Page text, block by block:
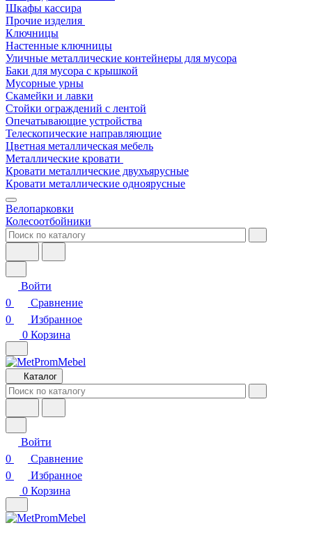
Шкафы кассира
Прочие изделия
Ключницы
Настенные ключницы
Уличные металлические контейнеры для мусора
Баки для мусора с крышкой
Мусорные урны
Скамейки и лавки
Стойки ограждений с лентой
Опечатывающие устройства
Телескопические направляющие
Цветная металлическая мебель
Металлические кровати
Кровати металлические двухъярусные
Кровати металлические одноярусные
Велопарковки
Колесоотбойники
Войти
0
Сравнение
0
Избранное
0 Корзина
Каталог
Войти
0
Сравнение
0
Избранное
0 Корзина